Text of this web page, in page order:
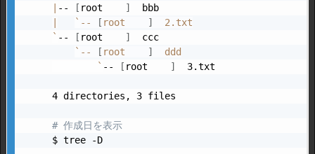
-- [ root ]
` -- [ root ]
` -- [ root ]
  ccc
` -- [ root ]
  ddd
` -- [ root ]
  3.txt
4 directories, 3 files
# 作成日を表示